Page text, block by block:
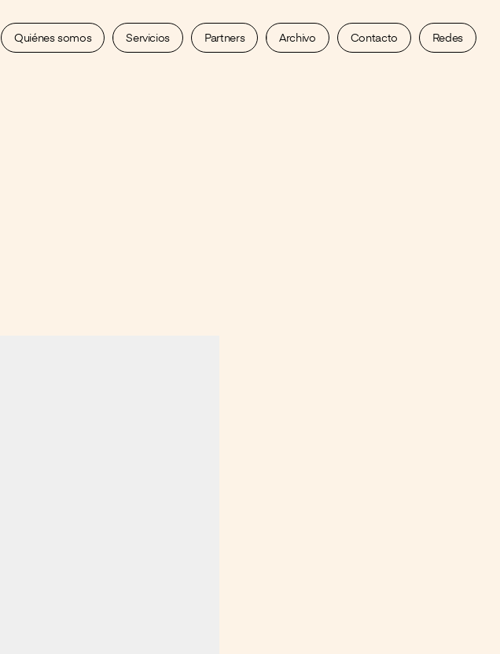
Quiénes somos Servicios Partners Archivo Contacto Redes